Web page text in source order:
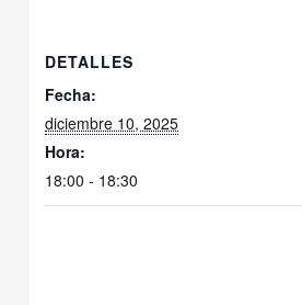
DETALLES
Fecha:
diciembre 10, 2025
Hora:
18:00 - 18:30